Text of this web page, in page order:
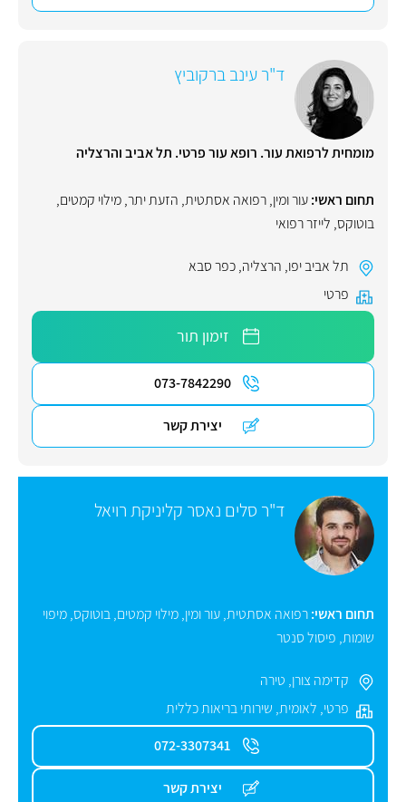
ד"ר עינב ברקוביץ
מומחית לרפואת עור. רופא עור פרטי. תל אביב והרצליה
תחום ראשי:עור ומין,רפואה אסתטית, הזעת יתר,מילוי קמטים,
בוטוקס, לייזר רפואי
תל אביב יפו, הרצליה,כפר סבא
פרטי
זימון תור
073-7842290
יצירת קשר
ד"ר סלים נאסר קליניקת רויאל
תחום ראשי:רפואה אסתטית,עור ומין,מילוי קמטים,בוטוקס,מיפוי
שומות, פיסול סנטר
קדימה צורן, טירה
פרטי, לאומית, שירותי בריאות כללית
072-3307341
יצירת קשר